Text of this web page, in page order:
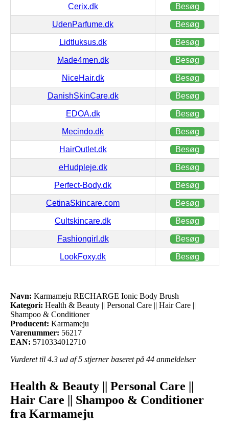
Cerix.dk Besøg
UdenParfume.dk Besøg
Lidtluksus.dk Besøg
Made4men.dk Besøg
NiceHair.dk Besøg
DanishSkinCare.dk Besøg
EDOA.dk Besøg
Mecindo.dk Besøg
HairOutlet.dk Besøg
eHudpleje.dk Besøg
Perfect-Body.dk Besøg
CetinaSkincare.com Besøg
Cultskincare.dk Besøg
Fashiongirl.dk Besøg
LookFoxy.dk Besøg
Navn: Karmameju RECHARGE Ionic Body Brush
Kategori: Health & Beauty || Personal Care || Hair Care ||
Shampoo & Conditioner
Producent: Karmameju
Varenummer: 56217
EAN: 5710334012710
Vurderet til 4.3 ud af 5 stjerner baseret på 44 anmeldelser
Health & Beauty || Personal Care ||
Hair Care || Shampoo & Conditioner
fra Karmameju